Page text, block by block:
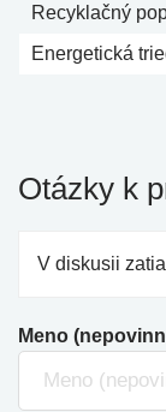
Recyklačný
Energetická
Otázky k
V diskusii
Meno